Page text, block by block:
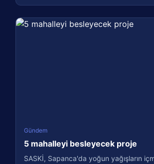
Gündem
5 mahalleyi besleyecek proje
SASKİ, Sapanca'da yoğun yağışların